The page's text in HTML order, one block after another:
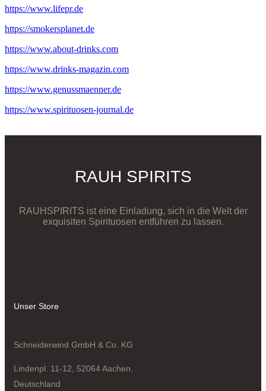
https://www.lifepr.de
https://smokersplanet.de
https://www.about-drinks.com
https://www.drinks-magazin.com
https://www.genussmaenner.de
https://www.spirituosen-journal.de
RAUH SPIRITS
RAUHSPIRITS ist eine Einladung, sich in die Welt der
exquisiten Spirituosen entführen zu lassen.
Unser Store
Schneiderwind GmbH & Co. KG
Lindenpl. 11-12, 52064 Aachen,
Deutschland